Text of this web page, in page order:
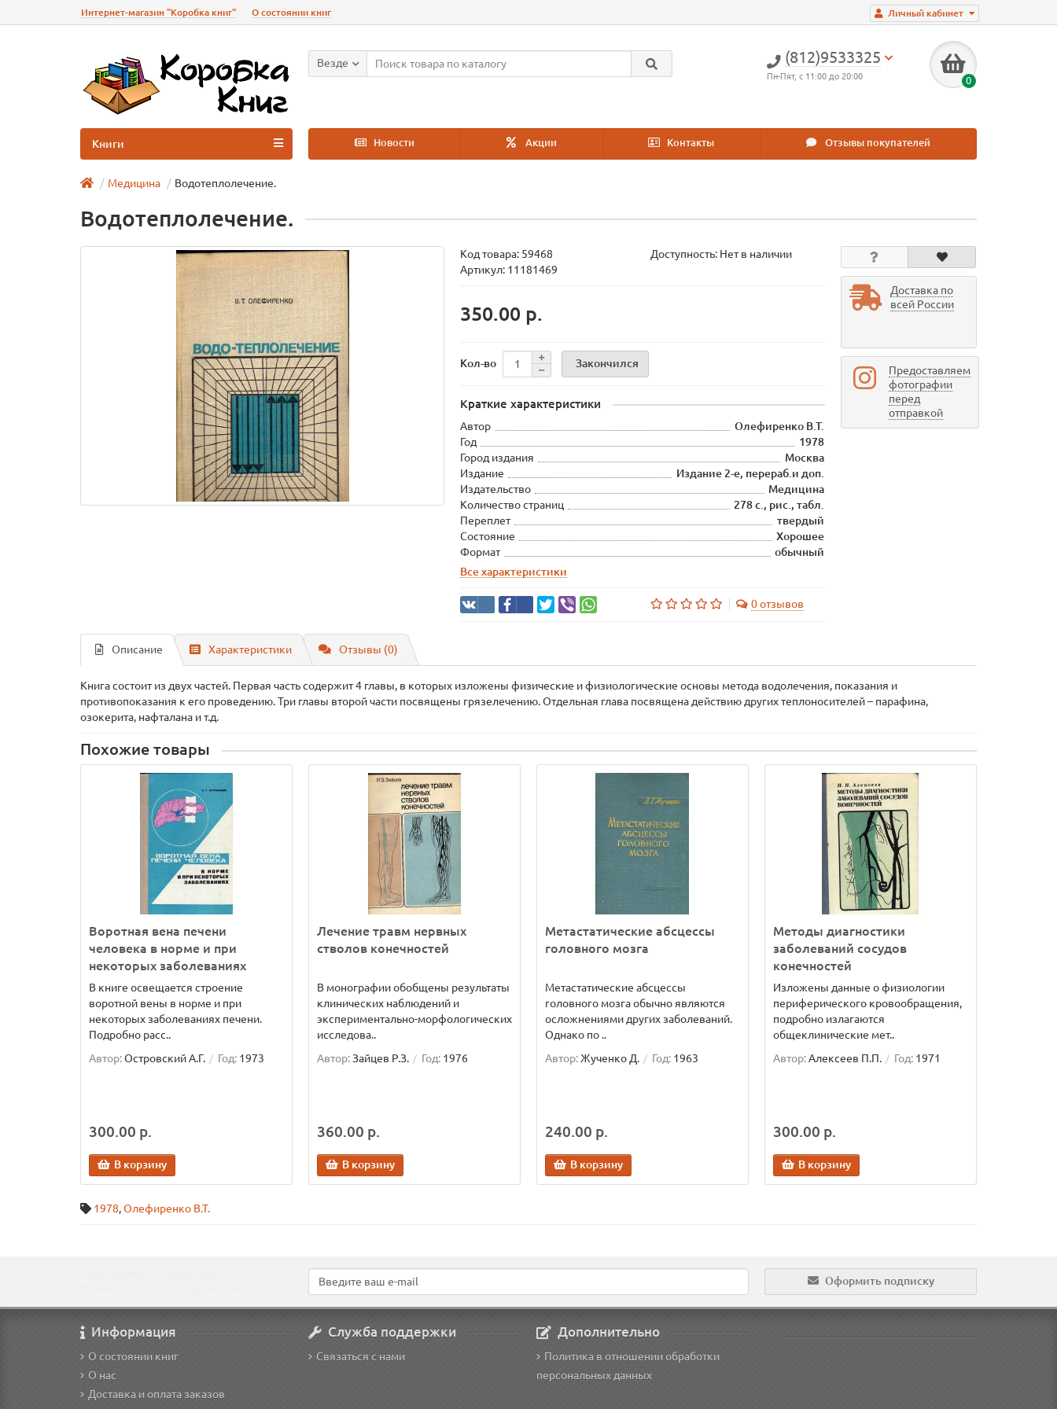
Личный кабинет
Интернет-магазин "Коробка книг" О состоянии книг
(812)9533325
Пн-Пят, с 11:00 до 20:00 0
Везде
Новости Акции Контакты Отзывы покупателей
Книги
Медицина Водотеплолечение.
Водотеплолечение.
Код товара: 59468
Доступность: Нет в наличии
Артикул: 11181469
350.00 р.
Кол-во Закончился
Краткие характеристики
Автор
Олефиренко В.Т.
Год
1978
Город издания
Москва
Издание
Издание 2-е, перераб.и доп.
Издательство
Медицина
Количество страниц
278 с., рис., табл.
Переплет
твердый
Состояние
Хорошее
Формат
обычный
Все характеристики
0 отзывов
Доставка по
всей России
Предоставляем
фотографии
перед
отправкой
Описание Характеристики Отзывы (0)
Книга состоит из двух частей. Первая часть содержит 4 главы, в которых изложены физические и физиологические основы метода водолечения, показания и
противопоказания к его проведению. Три главы второй части посвящены грязелечению. Отдельная глава посвящена действию других теплоносителей – парафина,
озокерита, нафталана и т.д.
Похожие товары
Воротная вена печени
человека в норме и при
некоторых заболеваниях
В книге освещается строение
воротной вены в норме и при
некоторых заболеваниях печени.
Подробно расс..
Автор:Островский А.Г. Год: 1973
300.00 р.
В корзину
Лечение травм нервных
стволов конечностей
В монографии обобщены результаты
клинических наблюдений и
экспериментально-морфологических
исследова..
Автор:Зайцев Р.З. Год: 1976
360.00 р.
В корзину
Метастатические абсцессы
головного мозга
Метастатические абсцессы
головного мозга обычно являются
осложнениями других заболеваний.
Однако по ..
Автор:Жученко Д. Год: 1963
240.00 р.
В корзину
Методы диагностики
заболеваний сосудов
конечностей
Изложены данные о физиологии
периферического кровообращения,
подробно излагаются
общеклинические мет..
Автор:Алексеев П.П. Год: 1971
300.00 р.
В корзину
1978,Олефиренко В.Т.
Оформить подписку
Информация
О состоянии книг
О нас
Доставка и оплата заказов
Служба поддержки
Связаться с нами
Дополнительно
Политика в отношении обработки
персональных данных